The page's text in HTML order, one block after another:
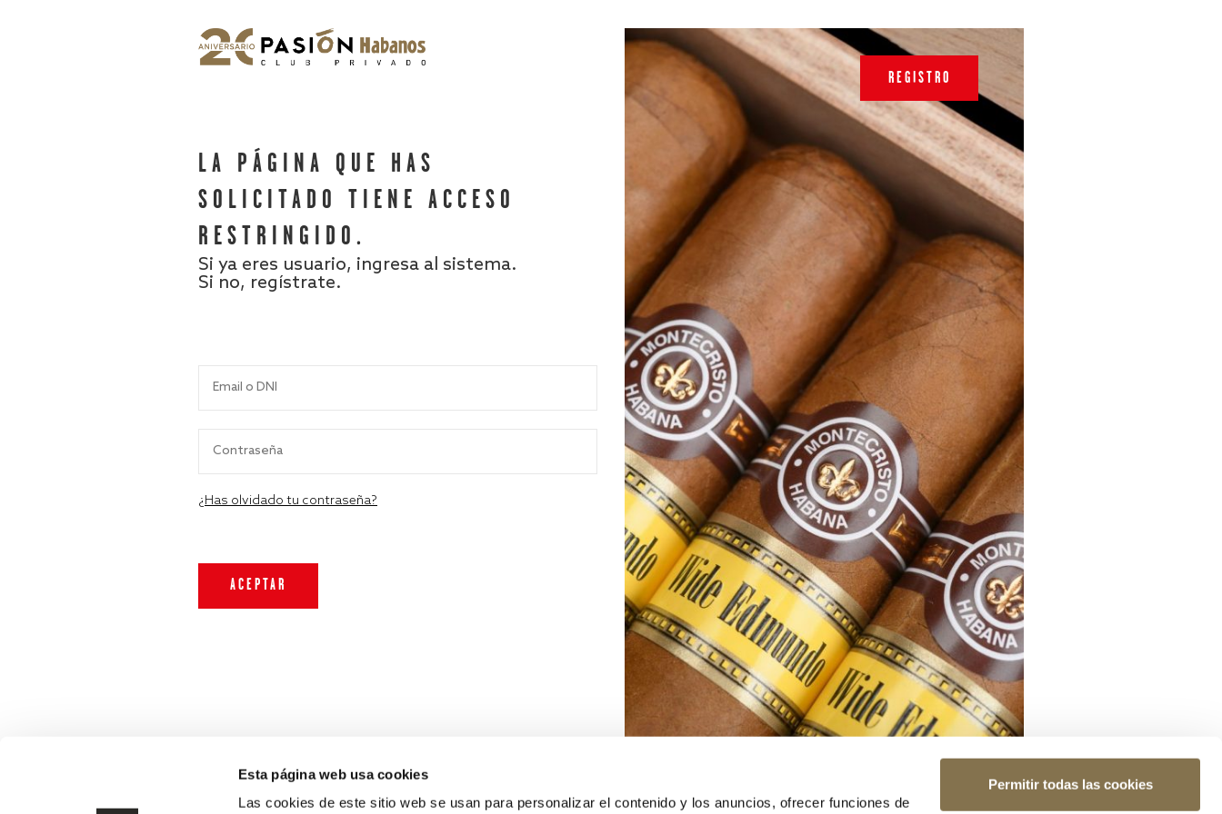
Esta página web usa cookies
Las cookies de este sitio web se usan para personalizar el contenido y los anuncios, ofrecer funciones de
Permitir todas las cookies
LA PÁGINA QUE HAS
SOLICITADO TIENE ACCESO
RESTRINGIDO.
Si ya eres usuario, ingresa al sistema.
Si no, regístrate.
¿Has olvidado tu contraseña?
REGISTRO